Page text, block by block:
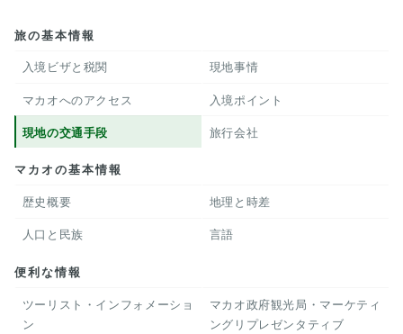
旅の基本情報
入境ビザと税関
現地事情
マカオへのアクセス 入境ポイント
現地の交通手段 旅行会社
マカオの基本情報
歴史概要
地理と時差
人口と民族 言語
便利な情報
ツーリスト・インフォメーショ
ン
マカオ政府観光局・マーケティ
ングリプレゼンタティブ